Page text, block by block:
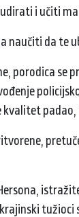
i učiti
naučiti da te
porodica
kvalitet